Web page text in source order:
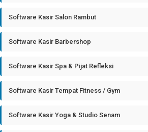
Software Kasir Salon Rambut
Software Kasir Barbershop
Software Kasir Spa & Pijat Refleksi
Software Kasir Tempat Fitness / Gym
Software Kasir Yoga & Studio Senam